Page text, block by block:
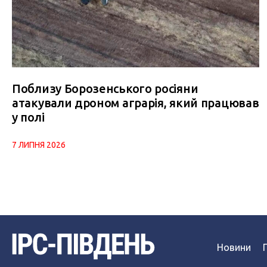
Поблизу Борозенського росіяни
атакували дроном аграрія, який працював
у полі
7 ЛИПНЯ 2026
Новини